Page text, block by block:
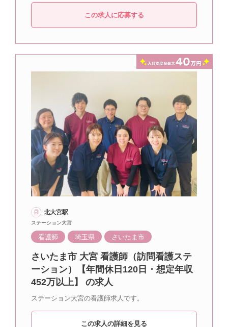
この求人に応募する
北大宮駅
ステーション大宮
看護師 埼玉県 さいたま市
さいたま市 大宮 看護師（訪問看護ステ
ーション）【年間休日120日・想定年収
452万以上】 の求人
ステーション大宮の看護師求人です。
この求人の詳細を見る